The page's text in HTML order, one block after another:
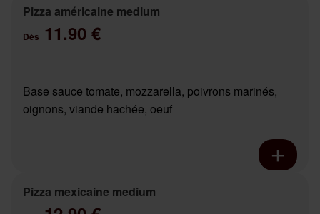
Pizza américaine medium
Dès 11.90 €
Base sauce tomate, mozzarella, poivrons marinés,
oignons, viande hachée, oeuf
Pizza mexicaine medium